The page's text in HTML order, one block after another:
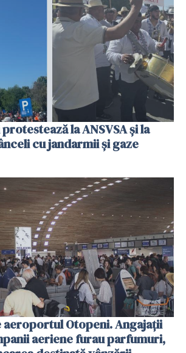
la ANSVSA și la
cu jandarmii și gaze
Otopeni. Angajații
aeriene furau parfumuri,